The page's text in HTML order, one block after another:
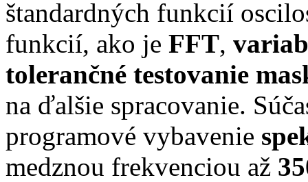
štandardných funkcií
funkcií, ako je FFT,
tolerančné testovanie
na ďalšie spracovanie.
programové vybavenie
medznou frekvenciou až